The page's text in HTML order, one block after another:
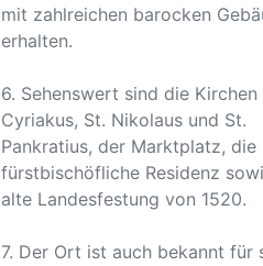
mit zahlreichen barocken
erhalten.
6. Sehenswert sind die Kirchen
Cyriakus, St. Nikolaus und St.
Pankratius, der Marktplatz, die
fürstbischöfliche Residenz
alte Landesfestung von 1520.
7. Der Ort ist auch bekannt für